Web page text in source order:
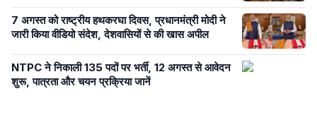
7 अगस्त को राष्ट्रीय हथकरघा दिवस, प्रधानमंत्री मोदी ने
जारी किया वीडियो संदेश, देशवासियों से की खास अपील
NTPC ने निकाली 135 पदों पर भर्ती, 12 अगस्त से आवेदन
शुरू, पात्रता और चयन प्रक्रिया जानें